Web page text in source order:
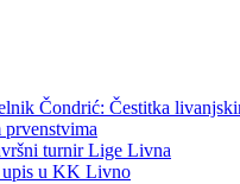
Čondrić: Čestitka
prvenstvima
turnir Lige Livna
upis u KK Livno